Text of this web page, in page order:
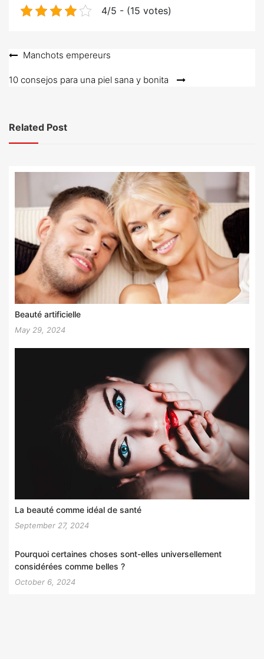
4/5 - (15 votes)
Post
navigation
Manchots empereurs
10 consejos para una piel sana y bonita
Related Post
Beauté artificielle
May 29, 2024
La beauté comme idéal de santé
September 27, 2024
Pourquoi certaines choses sont-elles universellement
considérées comme belles ?
October 6, 2024